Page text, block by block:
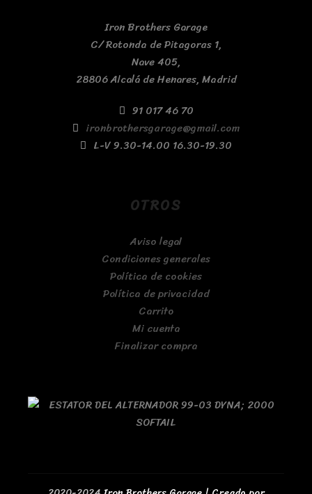
Iron Brothers Garage
C/ Rotonda de Pitagoras 1,
Nave 405,
28806 Alcalá de Henares, Madrid
91 017 46 70
ironbrothersgarage@gmail.com
L-V 9.30-14.00 16.30-19.30
OTROS
Aviso legal
Condiciones generales
Política de cookies
Política de privacidad
Carrito
Mi cuenta
Finalizar compra